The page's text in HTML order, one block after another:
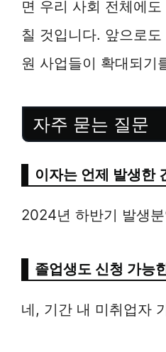
면 우리 사회 전체에
칠 것입니다. 앞으로
원 사업들이 확대되기
자주 묻는 질문
이자는 언제 발생한
2024년 하반기 발생
졸업생도 신청 가능
네, 기간 내 미취업자